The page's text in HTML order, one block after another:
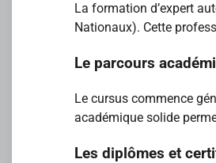
La formation d’expert
Nationaux). Cette
Le parcours
Le cursus commence
académique solide
Les diplômes et